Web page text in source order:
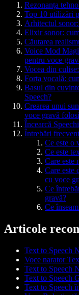
Rezonanța
Top 10 utilizări
Arhitectul
Elixir sonor:
Căutarea
Voice Mod
pentru voce
Vocea din
Forța vocală:
Basul din
Speech?
Crearea unui
voce gravă
Încearcă
Întrebări
Ce este o
Ce este
Care este
Care este
cu voce
Ce
gravă?
Ce
Articole
Text to Speech
Voce narator
Text to Speech
Text to Speech
Text to Speech